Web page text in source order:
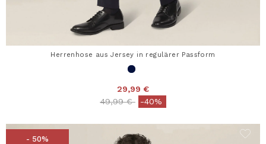
Herrenhose aus Jersey in regulärer Passform
29,99 €
Price reduced from
49,99 €to-40%
- 50%